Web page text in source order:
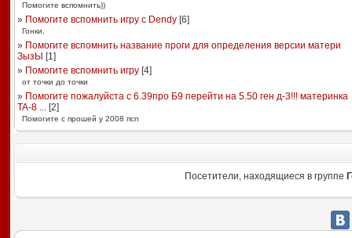
Помогите вспомнить))
» Помогите вспомнить игру с Dendy[6]
Гонки.
» Помогите вспомнить название проги для определения версии матери
ЗызЫ [1]
» Помогите вспомнить игру[4]
от точки до точки
» Помогите пожалуйста с 6.39про Б9 перейти на 5.50 ген д-3!!! материнка
TA-8 ...[2]
Помогите с прошей у 2008 псп
Посетители, находящиеся в группе